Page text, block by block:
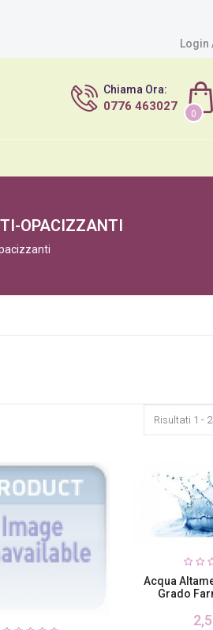
Login
0
Chiama Ora:
0776 463027
OPACIZZANTI
Risultati 1 -
Acqua
Grado